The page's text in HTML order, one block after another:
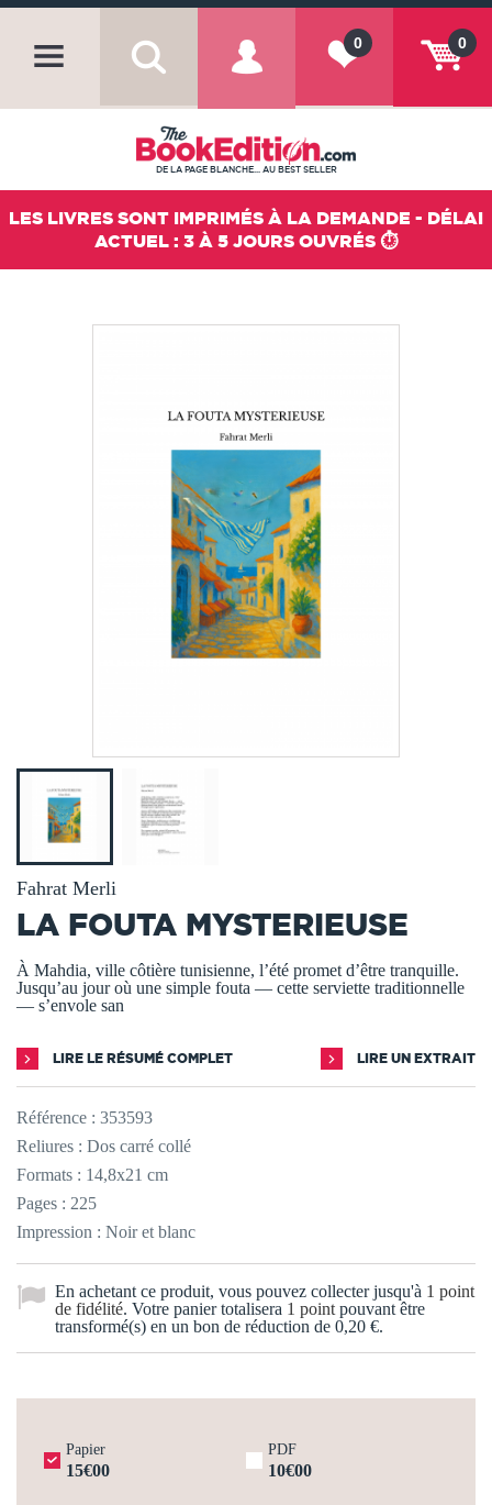
0
0
DE LA PAGE BLANCHE... AU BEST SELLER
LES LIVRES SONT IMPRIMÉS À LA DEMANDE - DÉLAI
ACTUEL : 3 À 5 JOURS OUVRÉS ⏱️
Fahrat Merli
LA FOUTA MYSTERIEUSE
À Mahdia, ville côtière tunisienne, l’été promet d’être tranquille.
Jusqu’au jour où une simple fouta — cette serviette traditionnelle
— s’envole san
LIRE LE RÉSUMÉ COMPLET LIRE UN EXTRAIT
Référence : 353593
Reliures : Dos carré collé
Formats : 14,8x21 cm
Pages : 225
Impression : Noir et blanc
En achetant ce produit, vous pouvez collecter jusqu'à 1 point
de fidélité. Votre panier totalisera 1 point pouvant être
transformé(s) en un bon de réduction de 0,20 €.
Papier
15€00
PDF
10€00